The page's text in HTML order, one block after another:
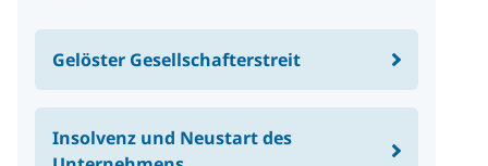
Gelöster Gesellschafterstreit
Insolvenz und Neustart des